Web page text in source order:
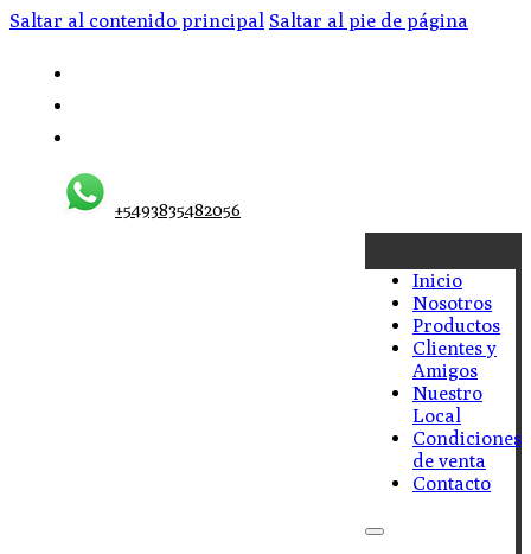
Saltar al contenido principal Saltar al pie de página
+5493835482056
Inicio
Nosotros
Productos
Clientes y
Amigos
Nuestro
Local
Condiciones
de venta
Contacto